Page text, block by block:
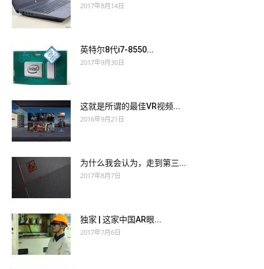
2017年8月14日
英特尔8代i7-8550...
2017年9月30日
这就是所谓的最佳VR视频...
2016年9月21日
为什么我会认为，走到第三...
2017年8月7日
独家 | 这家中国AR眼...
2017年7月6日